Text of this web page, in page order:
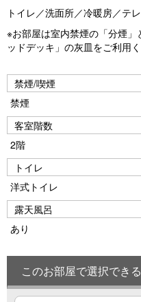
トイレ／洗面所／冷暖房／テ
※お部屋は室内禁煙の「分煙
ッドデッキ」の灰皿をご利用く
禁煙/喫煙
禁煙
客室階数
2階
トイレ
洋式トイレ
露天風呂
あり
このお部屋で選択でき